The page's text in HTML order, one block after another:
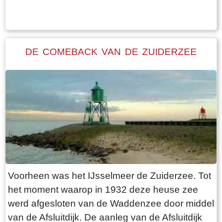
laatste schep de grond in ging en de hele boel
begon te schuiven. Iemand moet "stop" hebben
geroepen. Net op tijd!
bekijken. Wadlopen kun je echter maar op een
Friesland kan dit nabij Wierum, Paesens en
Moddergat. Niet bij Holwerd? Het is maar net
hoe je het bekijkt. De pier van Holwerd is maar
liefst bijna twee kilometer lang en ligt voor een
groot deel in de kwelders en het slik van de
Waddenzee. Als je parkeert op de kleine
parkeerplaats ter plaatse van de dijkovergang
heb je een mooie wandeling voor de boeg naar
het einde van de pier. Het fiets- en wandelpad
ligt op een verheven talud zodat je een prachtig
enigszins verhoogd uitzicht hebt. De eerste paar
DE COMEBACK VAN DE ZUIDERZEE
Voorheen was het IJsselmeer de Zuiderzee. Tot
het moment waarop in 1932 deze heuse zee
werd afgesloten van de Waddenzee door middel
van de Afsluitdijk. De aanleg van de Afsluitdijk